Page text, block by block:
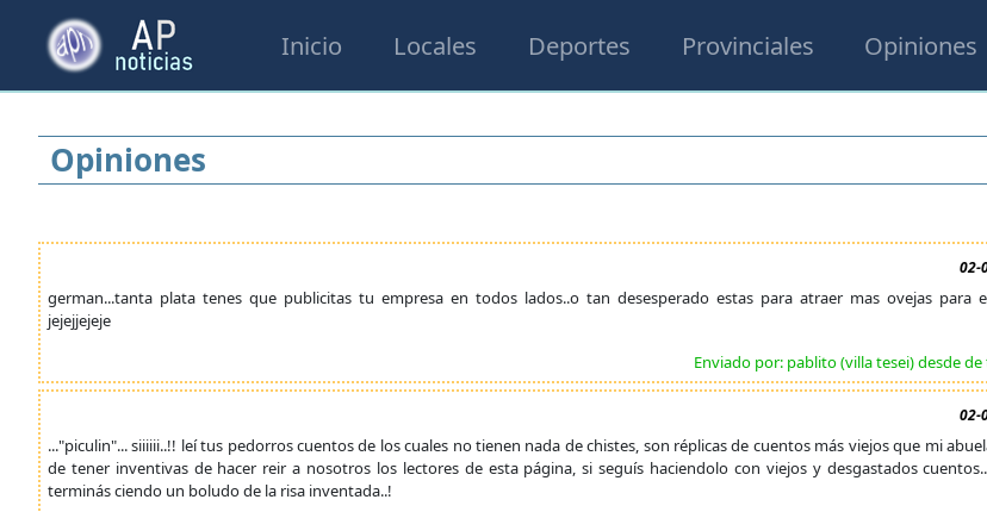
Inicio Locales Deportes Provinciales Opiniones
Opiniones
02-
german...tanta plata tenes que publicitas tu empresa en todos lados..o tan desesperado estas para atraer mas ovejas para
jejejjejeje
Enviado por: pablito (villa tesei) desde de
02-
..."piculin"... siiiiii..!! leí tus pedorros cuentos de los cuales no tienen nada de chistes, son réplicas de cuentos más viejos que mi
de tener inventivas de hacer reir a nosotros los lectores de esta página, si seguís haciendolo con viejos y desgastados
terminás ciendo un boludo de la risa inventada..!